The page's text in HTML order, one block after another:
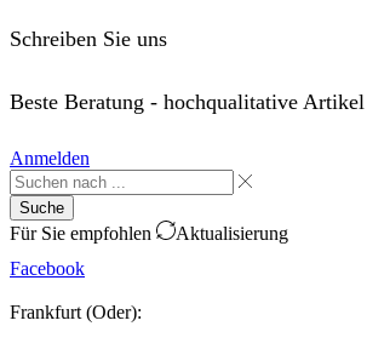
Schreiben Sie uns
Beste Beratung - hochqualitative Artikel
Anmelden
Suche
Für Sie empfohlen
Aktualisierung
Facebook
Frankfurt (Oder):